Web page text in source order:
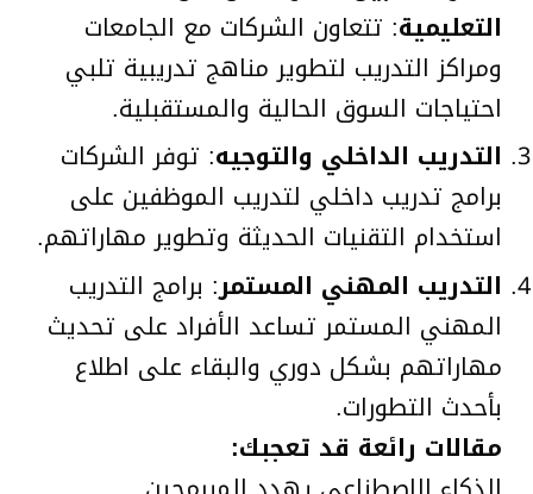
التعليمية: تتعاون الشركات مع الجامعات
ومراكز التدريب لتطوير مناهج تدريبية تلبي
احتياجات السوق الحالية والمستقبلية.
التدريب الداخلي والتوجيه: توفر الشركات
برامج تدريب داخلي لتدريب الموظفين على
استخدام التقنيات الحديثة وتطوير مهاراتهم.
التدريب المهني المستمر: برامج التدريب
المهني المستمر تساعد الأفراد على تحديث
مهاراتهم بشكل دوري والبقاء على اطلاع
بأحدث التطورات.
مقالات رائعة قد تعجبك: